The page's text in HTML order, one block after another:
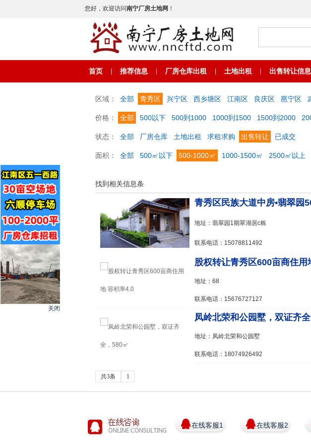
您好，欢迎访问南宁厂房土地网 ！
首页 推荐信息 厂房仓库出租 土地出租 出售转让信息
区域： 全部 青秀区 兴宁区 西乡塘区 江南区 良庆区 邕宁区
价格： 全部 500以下 500到1000 1000到1500 1500到2000
状态： 全部 厂房仓库 土地出租 求租求购 出售转让 已成交
面积： 全部 500㎡以下 500-1000㎡ 1000-1500㎡ 2500㎡以上
找到相关信息条
青秀区民族大道中房•翡翠园
地址：翡翠园1期翠湖居c栋
联系电话：15078811492
股权转让青秀区600亩商住用
地址：68
联系电话：15676727127
凤岭北荣和公园墅，双证齐
地址：凤岭北荣和公园墅
联系电话：18074926492
共3条 1
在线客服1 在线客服2
关闭